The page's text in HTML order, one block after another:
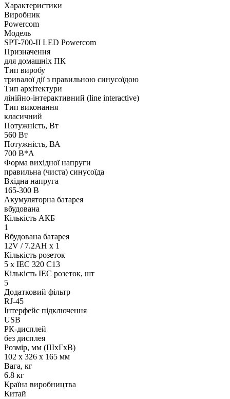
Характеристики
Виробник
Powercom
Модель
SPT-700-II LED Powercom
Призначення
для домашніх ПК
Тип виробу
тривалої дії з правильною синусоїдою
Тип архітектури
лінійно-інтерактивний (line interactive)
Тип виконання
класичний
Потужність, Вт
560 Вт
Потужність, ВА
700 В*А
Форма вихідної напруги
правильна (чиста) синусоїда
Вхідна напруга
165-300 В
Акумуляторна батарея
вбудована
Кількість АКБ
1
Вбудована батарея
12V / 7.2AH x 1
Кількість розеток
5 x IEC 320 C13
Кількість IEC розеток, шт
5
Додатковий фільтр
RJ-45
Інтерфейс підключення
USB
РК-дисплей
без дисплея
Розмір, мм (ШхГхВ)
102 х 326 х 165 мм
Вага, кг
6.8 кг
Країна виробництва
Китай